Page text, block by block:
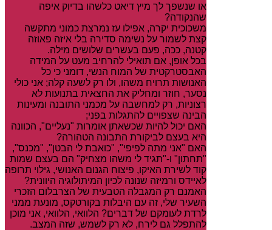
או שנשפך לך מיץ דיאט כלשהו בדיוק איפה
שהנקודה?
משכוכית יקרה, אפילו עז נמרצת כמוני מתקשה
קצת לשמור על נשימה סדירה בלי איזה פאוזה
קטנה, ככה, פעם בעשרים שלושים מילה.
בכל אופן, אם תואילי להרחיב מעט על המידה
האבסטרקטית של המוח הנשי, דומני כי כל
האנושות תרויח משהו, ולו רק לשעה קלה; אני כולי
נסער, חוזר ומחליק את החצאית בתנועות לא
רצוניות, רק למחשבה על מכמני התובנה ומעינות
הבינה שצפויים להתגלות בפני;
האם יכול להיות שכשאתן אומרות "נעליים", הכוונה
היא בעצם לביקורת התבונה הטהורה?
האם "אני מתה לפיפי", "כואבת לי הבטן", "מכנס",
"תחתון" ו-"תגיד לי משהו מצחיק" הם בעצם שמות
קוד לשירת האיקו, פיצוח הגנום האנושי, גילוי תרופה
לאיידס ורמיזה שנונה לכיון המיתולוגיה היוונית?
האמנם רק המגבלה הטבעית של הצרבלום הזכרי
השעיר שלי, זה עם היבלות בקורטקס, מונעת ממני
לרדת לעומקם של דברים? הלוואי, הלוואי, אני מוכן
להתפלל גם לירח, לא רק לשמש, שזה המצב.